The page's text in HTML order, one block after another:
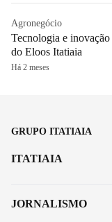
Agronegócio
Tecnologia e
do Eloos Itatiaia
Há 2 meses
GRUPO ITATIAIA
ITATIAIA
JORNALISMO